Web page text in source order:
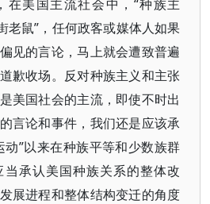
在美国主流社会中，“种族主
老鼠”，任何政客或媒体人如果
见的言论，马上就会遭致普遍
歉收场。反对种族主义和主张
美国社会的主流，即使不时出
言论和事件，我们还是应该承
动”以来在种族平等和少数族群
承认美国种族关系的整体改
展进程和整体结构变迁的角度